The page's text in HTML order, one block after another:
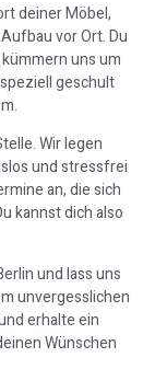
deiner Möbel,
vor Ort. Du
uns um
geschult
Wir legen
und stressfrei
an, die sich
kannst dich also
und lass uns
unvergesslichen
erhalte ein
Wünschen